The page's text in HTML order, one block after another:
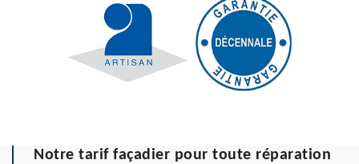
Notre tarif façadier pour toute réparation